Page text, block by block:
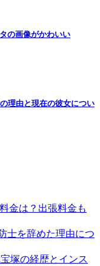
の画像がかわいい
理由と現在の彼女につい
金は？出張料金も
士を辞めた理由につ
塚の経歴とインス